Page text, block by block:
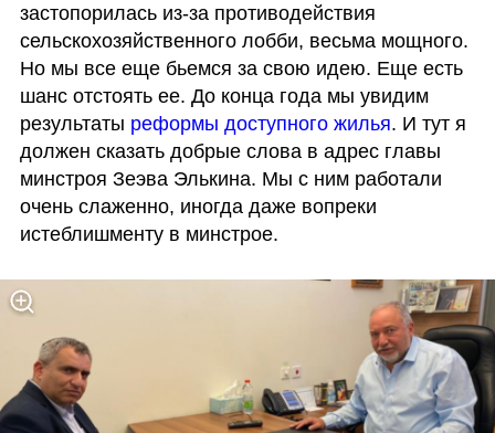
застопорилась из-за противодействия
сельскохозяйственного лобби, весьма мощного.
Но мы все еще бьемся за свою идею. Еще есть
шанс отстоять ее. До конца года мы увидим
результаты реформы доступного жилья. И тут я
должен сказать добрые слова в адрес главы
минстроя Зеэва Элькина. Мы с ним работали
очень слаженно, иногда даже вопреки
истеблишменту в минстрое.